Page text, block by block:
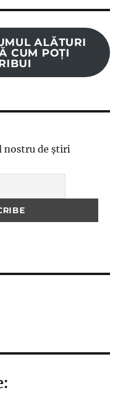
ALĂTURI
CUM POȚI
de știri